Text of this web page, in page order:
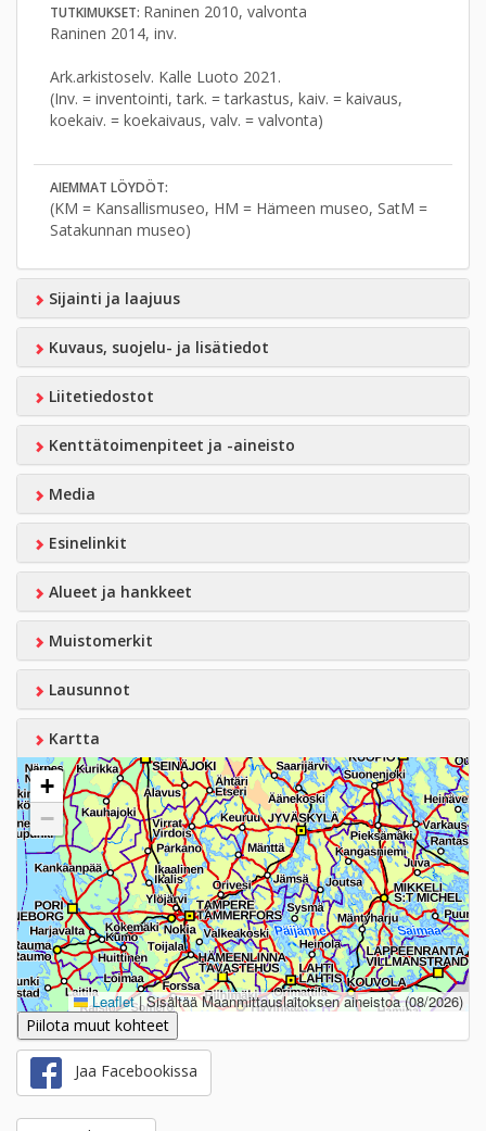
TUTKIMUKSET: Raninen 2010, valvonta
Raninen 2014, inv.
Ark.arkistoselv. Kalle Luoto 2021.
(Inv. = inventointi, tark. = tarkastus, kaiv. = kaivaus,
koekaiv. = koekaivaus, valv. = valvonta)
AIEMMAT LÖYDÖT:
(KM = Kansallismuseo, HM = Hämeen museo, SatM =
Satakunnan museo)
Sijainti ja laajuus
Kuvaus, suojelu- ja lisätiedot
Liitetiedostot
Kenttätoimenpiteet ja -aineisto
Media
Esinelinkit
Alueet ja hankkeet
Muistomerkit
Lausunnot
Kartta
+
−
Leaflet |Sisältää Maanmittauslaitoksen aineistoa (08/2026)
Piilota muut kohteet
Jaa Facebookissa